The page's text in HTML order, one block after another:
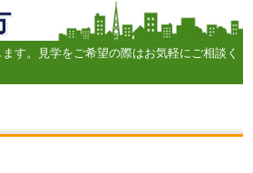
す。見学をご希望の際はお気軽にご相談く